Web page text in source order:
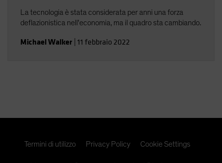
La tecnologia è stata considerata per anni una forza
deflazionistica nell'economia, ma il quadro sta cambiando.
Michael Walker 11 febbraio 2022
Termini di utilizzo Privacy Policy Cookie Settings